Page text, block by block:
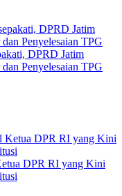
DPRD Jatim
Penyelesaian TPG
DPR RI yang Kini